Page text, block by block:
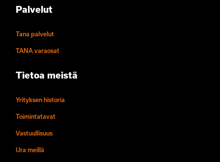
Palvelut
Tana palvelut
TANA varaosat
Tietoa meistä
Yrityksen historia
Toimintatavat
Vastuullisuus
Ura meillä